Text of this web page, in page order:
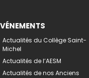
Actualités du Collège Saint-
Michel
Actualités de l’AESM
Actualités de nos Anciens